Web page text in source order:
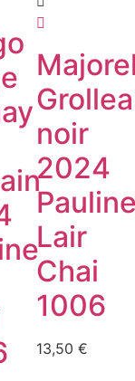
noir
2024
Lair
Chai
1006
13,50€